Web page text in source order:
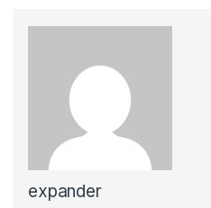
expander